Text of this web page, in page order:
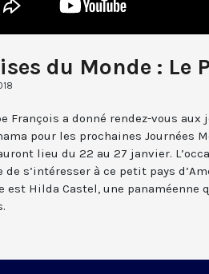
du Monde : Le
François a donné rendez-vous
pour les prochaines Journées
lieu du 22 au 27 janvier.
de s’intéresser à ce petit pays
est Hilda Castel, une panaméenne